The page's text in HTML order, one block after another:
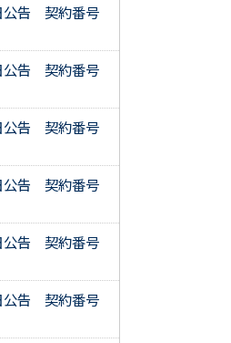
公告 契約番号
公告 契約番号
公告 契約番号
公告 契約番号
公告 契約番号
公告 契約番号